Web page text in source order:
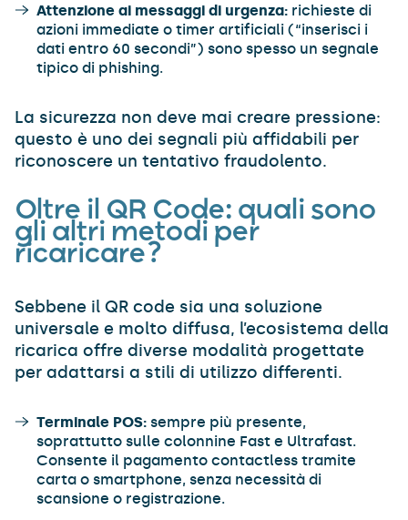
Attenzione ai messaggi di urgenza: richieste di
azioni immediate o timer artificiali (“inserisci i
dati entro 60 secondi”) sono spesso un segnale
tipico di phishing.
La sicurezza non deve mai creare pressione:
questo è uno dei segnali più affidabili per
riconoscere un tentativo fraudolento.
Oltre il QR Code: quali sono
gli altri metodi per
ricaricare?
Sebbene il QR code sia una soluzione
universale e molto diffusa, l’ecosistema della
ricarica offre diverse modalità progettate
per adattarsi a stili di utilizzo differenti.
Terminale POS: sempre più presente,
soprattutto sulle colonnine Fast e Ultrafast.
Consente il pagamento contactless tramite
carta o smartphone, senza necessità di
scansione o registrazione.